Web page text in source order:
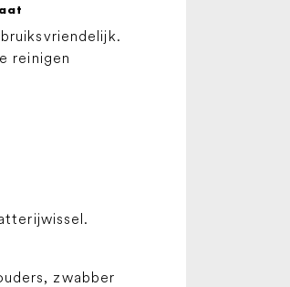
reinigen
zwabber